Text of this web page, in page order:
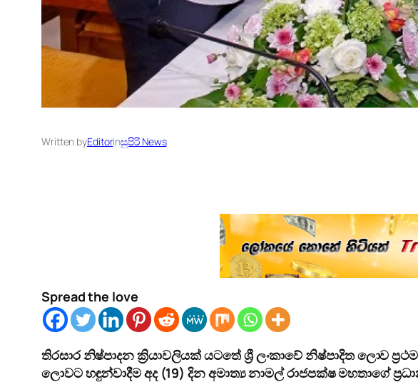
Written byEditorinසුපිරි News
Spread the love
තිරසාර නිෂ්පාදන ක්‍රියාවලියක් යටතේ ශ්‍රී ලංකාවේ නිෂ්පාදිත ලොව
ලොවට හඳුන්වාදීම අද (19) දින අමාත්‍ය නාමල් රාජපක්ෂ මහතාගේ